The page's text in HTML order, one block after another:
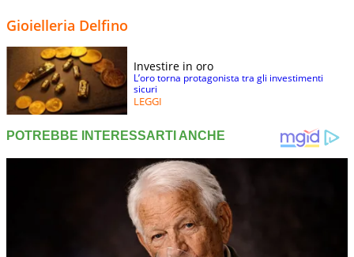
Gioielleria Delfino
Investire in oro
L’oro torna protagonista tra gli investimenti
sicuri
LEGGI